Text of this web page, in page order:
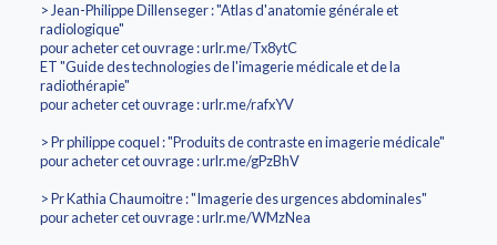
> Jean-Philippe Dillenseger : "Atlas d'anatomie générale et
radiologique"
pour acheter cet ouvrage : urlr.me/Tx8ytC
ET "Guide des technologies de l'imagerie médicale et de la
radiothérapie"
pour acheter cet ouvrage : urlr.me/rafxYV
> Pr philippe coquel : "Produits de contraste en imagerie médicale"
pour acheter cet ouvrage : urlr.me/gPzBhV
> Pr Kathia Chaumoitre : "Imagerie des urgences abdominales"
pour acheter cet ouvrage : urlr.me/WMzNea